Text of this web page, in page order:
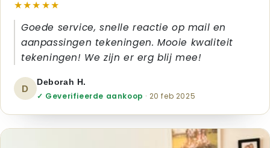
★★★★★
Goede service, snelle reactie op mail en
aanpassingen tekeningen. Mooie kwaliteit
tekeningen! We zijn er erg blij mee!
D
Deborah H.
✓ Geverifieerde aankoop · 20 feb 2025